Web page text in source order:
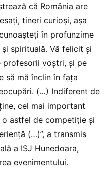
că România are
tineri curioși, așa
în profunzime
spirituală. Vă felicit și
profesorii voștri, și pe
să mă înclin în fața
(…) Indiferent de
cel mai important
astfel de competiție și
(…)”, a transmis
a ISJ Hunedoara,
evenimentului.